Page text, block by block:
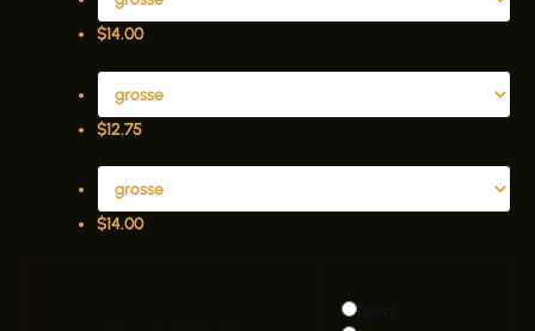
$14.00
$12.75
$14.00
Demi